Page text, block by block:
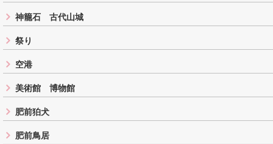
神籠石 古代山城
祭り
空港
美術館 博物館
肥前狛犬
肥前鳥居